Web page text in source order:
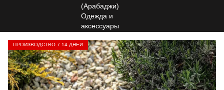
ПРОИЗВОДСТВО 7-14 ДНЕЙ